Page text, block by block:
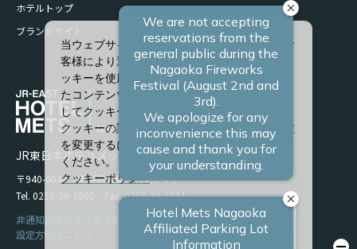
ホテルトップ
ブランドサイト
JR東日本ホテルメッツ 長岡
〒940-0048 新潟県長岡市台町2-4-9
Tel. 0258-30-5800 Fax. 0258-30-5801
非通知設定の方は発信者番号を設定の上お電話ください。
設定方法はこちら
当ウェブサイトでは、サービスの向上、またお
客様により適したサービスを提供するため、ク
ッキーを使用しています。また、お客様に合っ
たコンテンツや広告を表示させることを目的と
してクッキーを使用する場合があります。
クッキーの詳細や、クッキーの種類ごとに設定
を変更するには、「詳細設定」をクリックして
ください。
クッキーポリシー
すべて許可
必須クッキーのみ